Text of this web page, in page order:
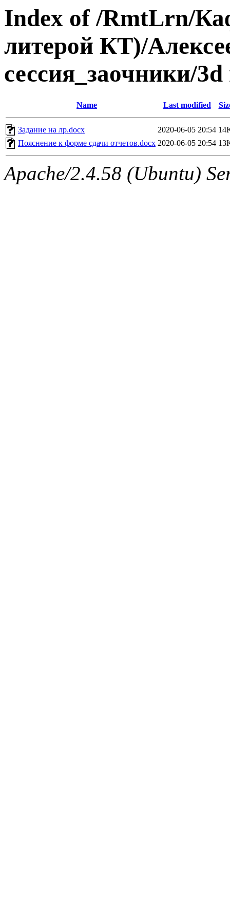
Index of /RmtLrn/
литерой КТ)/
сессия_заочники/
Name Last modified
Задание на лр.docx 2020-06-05 20:54
Пояснение к форме сдачи отчетов.docx 2020-06-05 20:54
Apache/2.4.58 (Ubuntu)